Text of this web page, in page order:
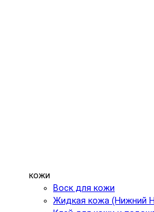
кожи
Воск для кожи
Жидкая кожа (Нижний